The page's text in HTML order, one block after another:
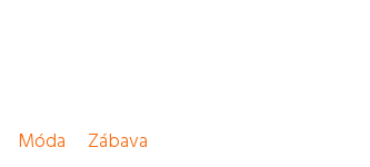
Móda Zábava